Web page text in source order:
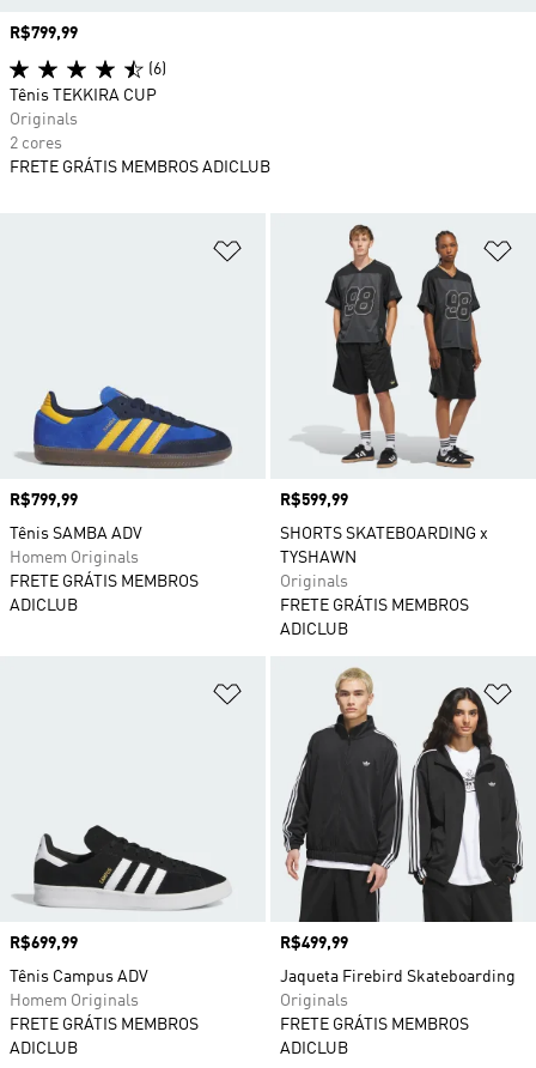
Adicionar à Lista de Desejos
Preço
R$799,99
Tênis SAMBA ADV
Homem Originals
FRETE GRÁTIS MEMBROS
ADICLUB
Preço
R$599,99
SHORTS SKATEBOARDING x
TYSHAWN
Originals
FRETE GRÁTIS MEMBROS
ADICLUB
Adicionar à Lista de Desejos
Preço
R$699,99
Tênis Campus ADV
Homem Originals
FRETE GRÁTIS MEMBROS
ADICLUB
Preço
R$499,99
Jaqueta Firebird Skateboarding
Originals
FRETE GRÁTIS MEMBROS
ADICLUB
Preço
R$799,99
(6)
Tênis TEKKIRA CUP
Originals
2 cores
FRETE GRÁTIS MEMBROS ADICLUB